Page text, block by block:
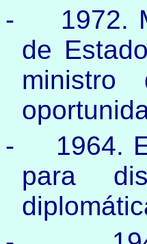
-
1972.
de
-
1964.
para